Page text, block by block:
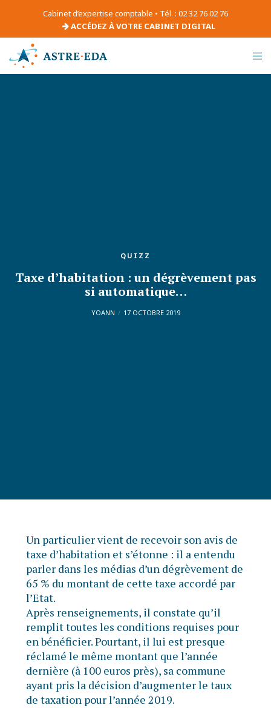
Cabinet d’expertise comptable • Tél. : 02 32 76 02 76
ACCÉDEZ À VOTRE CABINET DIGITAL
QUIZZ
Taxe d’habitation : un dégrèvement pas
si automatique…
YOANN 17 OCTOBRE 2019
Un particulier vient de recevoir son avis de
taxe d’habitation et s’étonne : il a entendu
parler dans les médias d’un dégrèvement de
65 % du montant de cette taxe accordé par
l’Etat.
Après renseignements, il constate qu’il
remplit toutes les conditions requises pour
en bénéficier. Pourtant, il lui est presque
réclamé le même montant que l’année
dernière (à 100 euros près), sa commune
ayant pris la décision d’augmenter le taux
de taxation pour l’année 2019.